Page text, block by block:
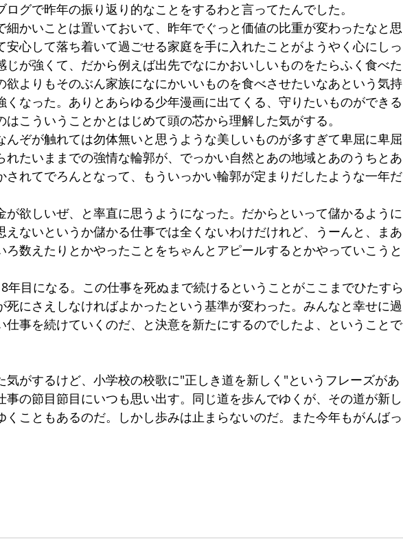
ログで昨年の振り返り的なことをするわと言ってたんでした。
細かいことは置いておいて、昨年でぐっと価値の比重が変わったなと思
安心して落ち着いて過ごせる家庭を手に入れたことがようやく心にしっ
じが強くて、だから例えば出先でなにかおいしいものをたらふく食べた
欲よりもそのぶん家族になにかいいものを食べさせたいなあという気持
くなった。ありとあらゆる少年漫画に出てくる、守りたいものができる
はこういうことかとはじめて頭の芯から理解した気がする。
んぞが触れては勿体無いと思うような美しいものが多すぎて卑屈に卑屈
れたいままでの強情な輪郭が、でっかい自然とあの地域とあのうちとあ
されてでろんとなって、もういっかい輪郭が定まりだしたような一年だ
が欲しいぜ、と率直に思うようになった。だからといって儲かるように
えないというか儲かる仕事では全くないわけだけれど、うーんと、まあ
ろ数えたりとかやったことをちゃんとアピールするとかやっていこうと
年目になる。この仕事を死ぬまで続けるということがここまでひたすら
死にさえしなければよかったという基準が変わった。みんなと幸せに過
仕事を続けていくのだ、と決意を新たにするのでしたよ、ということで
気がするけど、小学校の校歌に"正しき道を新しく"というフレーズがあ
事の節目節目にいつも思い出す。同じ道を歩んでゆくが、その道が新し
くこともあるのだ。しかし歩みは止まらないのだ。また今年もがんばっ